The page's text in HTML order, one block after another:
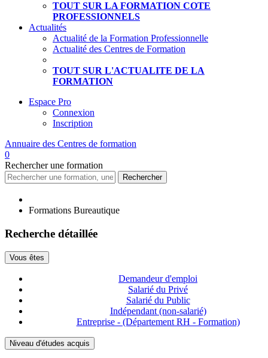
TOUT SUR LA FORMATION COTE
PROFESSIONNELS
Actualités
Actualité de la Formation Professionnelle
Actualité des Centres de Formation
TOUT SUR L'ACTUALITE DE LA
FORMATION
Espace Pro
Connexion
Inscription
Annuaire des Centres de formation
0
Rechercherune formation
Rechercher
Formations Bureautique
Recherche détaillée
Vous êtes
Demandeur d'emploi
Salarié du Privé
Salarié du Public
Indépendant (non-salarié)
Entreprise - (Département RH - Formation)
Niveau d'études acquis